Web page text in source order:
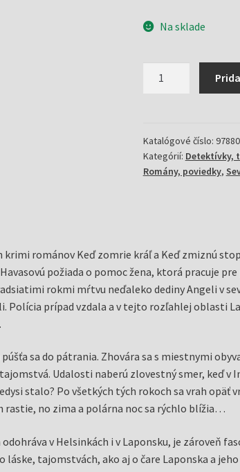
Na sklade
noc
(Backman,
Elina)
Katalógové číslo:
Kategórií: Detektívky,
Romány, poviedky,
krimi románov Keď zomrie kráľ a Keď zmiznú
požiada o pomoc žena, ktorá pracuje
rokmi mŕtvu neďaleko dediny Angeli v
Polícia prípad vzdala a v tejto rozľahlej oblasti
púšťa sa do pátrania. Zhovára sa s miestnymi
Udalosti naberú zlovestný smer, keď v
stalo? Po všetkých tých rokoch sa vrah opäť
rastie, no zima a polárna noc sa rýchlo blížia…
v Helsinkách i v Laponsku, je zároveň
tajomstvách, ako aj o čare Laponska a